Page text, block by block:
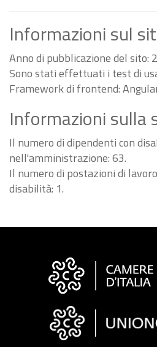
Informazioni sul
Anno di pubblicazione del sito:
Sono stati effettuati i test di
Framework di frontend:
Informazioni sulla
Il numero di dipendenti con
nell'amministrazione: 63.
Il numero di postazioni di
disabilità: 1.
Informazioni
"Fattura